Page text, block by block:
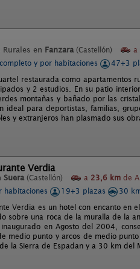
en Fanzara (Castellón) a
y por habitaciones
47+3
restaurada como
y 2 estudios. En su patio
montañas y bañado por las
ideal para deportistas, familias,
y extranjeros han plasmado sus
Verdia
Suera (Castellón) a 23,6 km de
habitaciones
19+3 plazas
30
Verdia es un hotel con encanto en
sobre una roca de la muralla de la
en Agosto del 2004,
medio punto y arcos de medio
la Sierra de Espadan y a 30 km del